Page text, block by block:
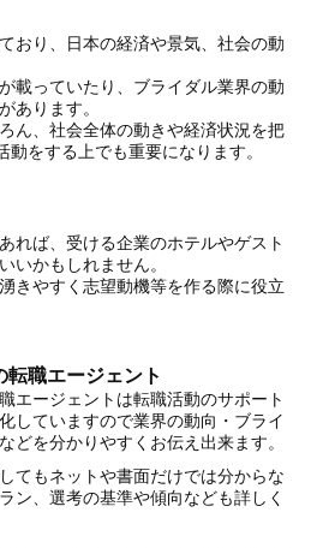
おり、日本の経済や景気、社会の動
載っていたり、ブライダル業界の動
あります。
ん、社会全体の動きや経済状況を把
をする上でも重要になります。
れば、受ける企業のホテルやゲスト
いかもしれません。
きやすく志望動機等を作る際に役立
転職エージェント
エージェントは転職活動のサポート
していますので業界の動向・ブライ
どを分かりやすくお伝え出来ます。
てもネットや書面だけでは分からな
ン、選考の基準や傾向なども詳しく